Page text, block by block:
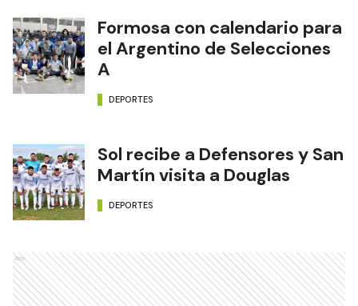
Formosa con calendario para
el Argentino de Selecciones
A
DEPORTES
Sol recibe a Defensores y San
Martín visita a Douglas
DEPORTES
Ads